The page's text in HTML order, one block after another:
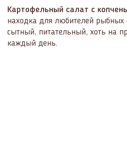
Картофельный салат с
находка для любителей рыбных
сытный, питательный, хоть на
каждый день.